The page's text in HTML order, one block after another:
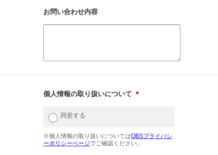
お問い合わせ内容
個人情報の取り扱いについて ＊
同意する
※個人情報の取り扱いについてはOBSプライバシ
ーポリシーページでご確認ください。